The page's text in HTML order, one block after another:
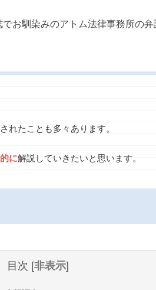
お馴染みのアトム法律事務所の弁
れたことも多々あります。
に解説していきたいと思います。
目次 [非表示]